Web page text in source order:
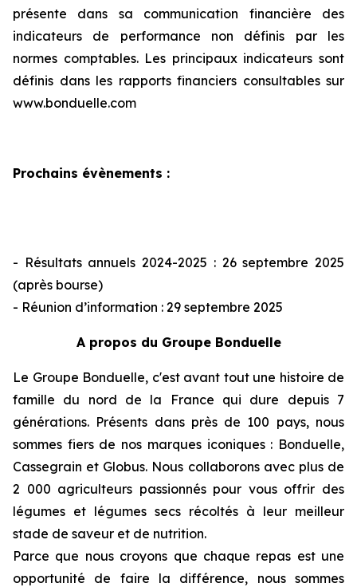
présente dans sa communication financière des
indicateurs de performance non définis par les
normes comptables. Les principaux indicateurs sont
définis dans les rapports financiers consultables sur
www.bonduelle.com
Prochains évènements :
- Résultats annuels 2024-2025 : 26 septembre 2025
(après bourse)
- Réunion d’information : 29 septembre 2025
A propos du Groupe Bonduelle
Le Groupe Bonduelle, c'est avant tout une histoire de
famille du nord de la France qui dure depuis 7
générations. Présents dans près de 100 pays, nous
sommes fiers de nos marques iconiques : Bonduelle,
Cassegrain et Globus. Nous collaborons avec plus de
2 000 agriculteurs passionnés pour vous offrir des
légumes et légumes secs récoltés à leur meilleur
stade de saveur et de nutrition.
Parce que nous croyons que chaque repas est une
opportunité de faire la différence, nous sommes